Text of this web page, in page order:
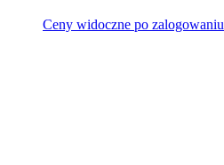
Ceny widoczne po zalogowaniu